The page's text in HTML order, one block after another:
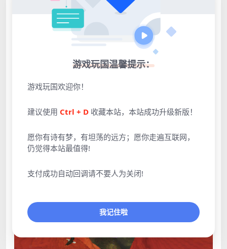
游戏玩国温馨提示：
游戏玩国欢迎你！
建议使用 Ctrl + D 收藏本站，本站成功升级新版！
愿你有诗有梦，有坦荡的远方；愿你走遍互联网，
仍觉得本站最值得!
支付成功自动回调请不要人为关闭!
我记住啦